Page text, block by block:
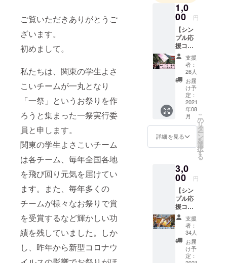
ご覧いただきありがとうご
ざいます。
初めまして。
私たちは、関東の学生よさ
こいチームが一丸となり
「一祭」というお祭りを作
ろうと集まった一祭実行委
員と申します。
関東の学生よさこいチーム
は各チーム、毎年全国各地
を飛び回り元気を届けてい
ます。また、毎年多くの
チームが様々なお祭りで賞
を受賞するなど輝かしい功
績を残していました。しか
し、昨年から新型コロナウ
1,0
00 円
【シン
プル応
援コー
スA】
・エン
ドロー
ルにお
名前を
記載 一
祭のエ
ンディ
ングで
流す映
像に支
援者様
のご希
名前を
掲載さ
せてい
ただき
ます。
〈備考
欄ご記
入必須
項目〉
・エン
ドロー
ル掲載
支援
者：
26人
お届
け予
定：
2021
年08
月
詳細を見る
こ
の
リ
タ
ー
ン
を
選
択
す
る
3,0
00 円
【シン
プル応
援コー
スB】
・感謝
のメッ
セージ
カード
送付 ・
支援
者：
34人
お届
け予
定：